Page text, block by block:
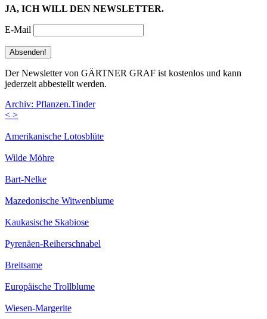
JA, ICH WILL DEN NEWSLETTER.
E-Mail
Der Newsletter von GÄRTNER GRAF ist kostenlos und kann
jederzeit abbestellt werden.
Archiv: Pflanzen.Tinder
< >
Amerikanische Lotosblüte
Wilde Möhre
Bart-Nelke
Mazedonische Witwenblume
Kaukasische Skabiose
Pyrenäen-Reiherschnabel
Breitsame
Europäische Trollblume
Wiesen-Margerite